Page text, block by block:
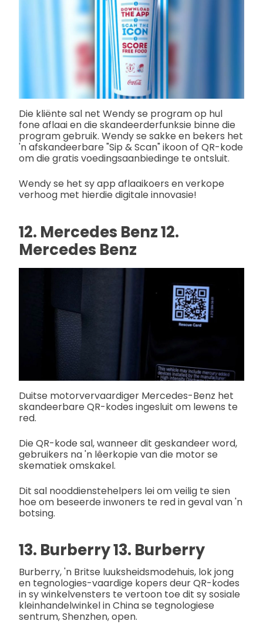
Die kliënte sal net Wendy se program op hul
fone aflaai en die skandeerderfunksie binne die
program gebruik. Wendy se sakke en bekers het
'n afskandeerbare "Sip & Scan" ikoon of QR-kode
om die gratis voedingsaanbiedinge te ontsluit.
Wendy se het sy app aflaaikoers en verkope
verhoog met hierdie digitale innovasie!
12. Mercedes Benz 12.
Mercedes Benz
Duitse motorvervaardiger Mercedes-Benz het
skandeerbare QR-kodes ingesluit om lewens te
red.
Die QR-kode sal, wanneer dit geskandeer word,
gebruikers na 'n lêerkopie van die motor se
skematiek omskakel.
Dit sal nooddienstehelpers lei om veilig te sien
hoe om beseerde inwoners te red in geval van 'n
botsing.
13. Burberry 13. Burberry
Burberry, 'n Britse luuksheidsmodehuis, lok jong
en tegnologies-vaardige kopers deur QR-kodes
in sy winkelvensters te vertoon toe dit sy sosiale
kleinhandelwinkel in China se tegnologiese
sentrum, Shenzhen, open.